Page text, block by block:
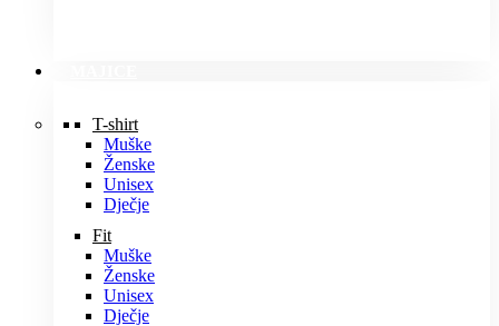
T-shirt
Muške
Ženske
Unisex
Dječje
Fit
Muške
Ženske
Unisex
Dječje